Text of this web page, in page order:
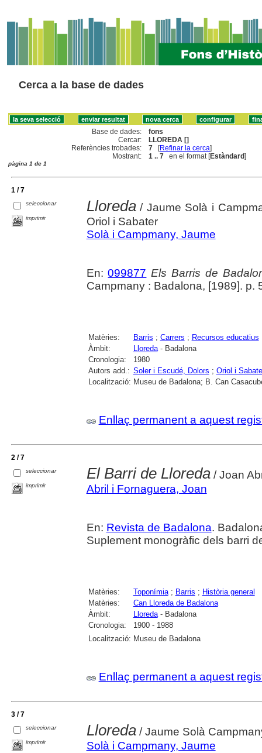
Cerca a la base de dades
Base de dades:
fons
Cercar:
LLOREDA []
Referències trobades:
7 [Refinar la cerca]
Mostrant:
1 .. 7 en el format [Estàndard]
pàgina 1 de 1
1 / 7
seleccionar
imprimir
Lloreda/ Jaume Solà i
Oriol i Sabater
Solà i Campmany, Jaume
En:099877 Els Barris de
Campmany : Badalona, [1989]. p.
Matèries: Barris ; Carrers ; Recursos educatius
Àmbit:
Lloreda- Badalona
Cronologia:
1980
Autors add.: Soler i Escudé, Dolors ; Oriol i
Localització: Museu de Badalona; B. Can
Enllaç permanent a aquest
2 / 7
seleccionar
imprimir
El Barri de Lloreda/ Joan
Abril i Fornaguera, Joan
En: Revista de Badalona.
Suplement monogràfic dels barri
Matèries: Toponímia; Barris ; Història general
Matèries:
Can Lloreda de Badalona
Àmbit:
Lloreda- Badalona
Cronologia:
1900 - 1988
Localització: Museu de Badalona
Enllaç permanent a aquest
3 / 7
seleccionar
imprimir
Lloreda/ Jaume Solà
Solà i Campmany, Jaume